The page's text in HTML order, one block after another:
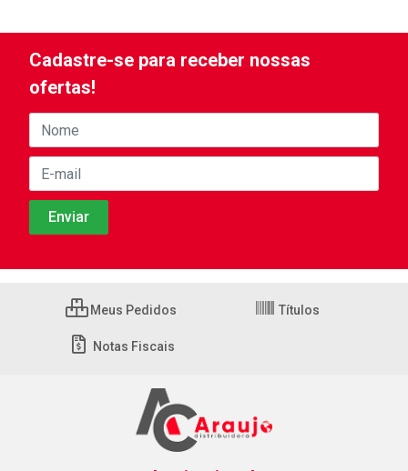
Cadastre-se para receber nossas
ofertas!
Meus Pedidos Títulos
Notas Fiscais